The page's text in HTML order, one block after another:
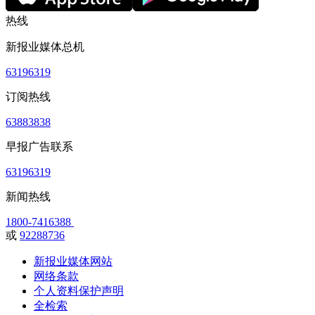
热线
新报业媒体总机
63196319
订阅热线
63883838
早报广告联系
63196319
新闻热线
1800-7416388
或 92288736
新报业媒体网站
网络条款
个人资料保护声明
全检索